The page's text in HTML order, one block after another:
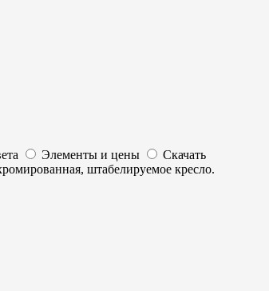
Элементы и цены
Скачать
штабелируемое кресло.